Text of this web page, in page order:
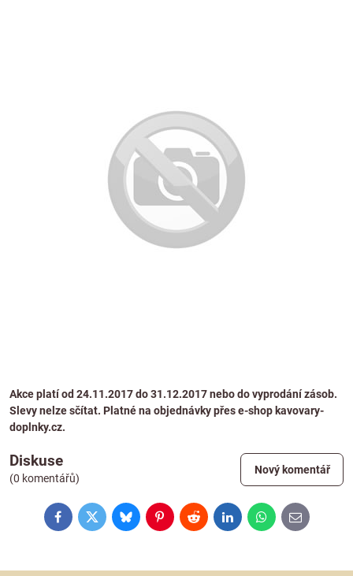
Akce platí od 24.11.2017 do 31.12.2017 nebo do vyprodání zásob.
Slevy nelze sčítat. Platné na objednávky přes e-shop kavovary-
doplnky.cz.
Diskuse
(0 komentářů)
Nový komentář
FacebookTwitterBlueskyPinterestRedditLinkedInWhatsApp
E-
mail